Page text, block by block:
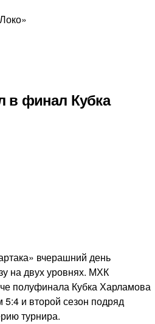
в финал Кубка
вчерашний день
на двух уровнях. МХК
полуфинала Кубка Харламова
и второй сезон подряд
турнира.